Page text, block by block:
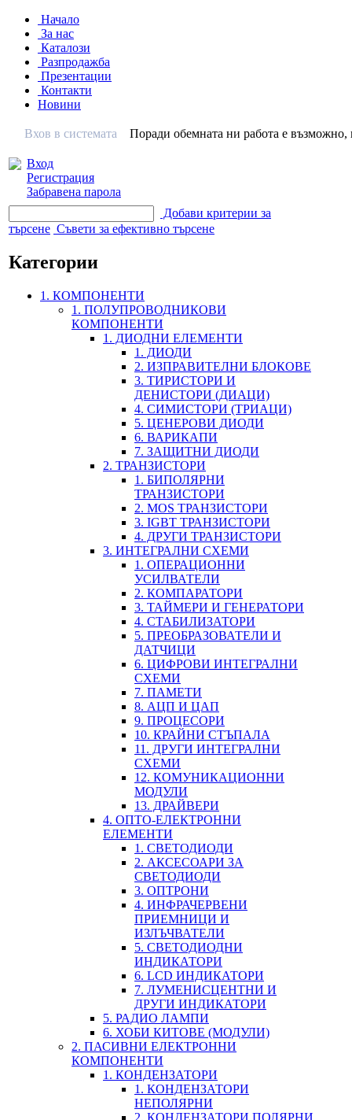
Начало
За нас
Каталози
Разпродажба
Презентации
Контакти
Новини
Вхов в системата
Вход
Регистрация
Забравена парола
Поради обемната ни работа е
Добави критерии за
търсене Съвети за ефективно търсене
Категории
1. КОМПОНЕНТИ
1. ПОЛУПРОВОДНИКОВИ
КОМПОНЕНТИ
1. ДИОДНИ ЕЛЕМЕНТИ
1. ДИОДИ
2. ИЗПРАВИТЕЛНИ БЛОКОВЕ
3. ТИРИСТОРИ И
ДЕНИСТОРИ (ДИАЦИ)
4. СИМИСТОРИ (ТРИАЦИ)
5. ЦЕНЕРОВИ ДИОДИ
6. ВАРИКАПИ
7. ЗАЩИТНИ ДИОДИ
2. ТРАНЗИСТОРИ
1. БИПОЛЯРНИ
ТРАНЗИСТОРИ
2. MOS ТРАНЗИСТОРИ
3. IGBT ТРАНЗИСТОРИ
4. ДРУГИ ТРАНЗИСТОРИ
3. ИНТЕГРАЛНИ СХЕМИ
1. ОПЕРАЦИОННИ
УСИЛВАТЕЛИ
2. КОМПАРАТОРИ
3. ТАЙМЕРИ И ГЕНЕРАТОРИ
4. СТАБИЛИЗАТОРИ
5. ПРЕОБРАЗОВАТЕЛИ И
ДАТЧИЦИ
6. ЦИФРОВИ ИНТЕГРАЛНИ
СХЕМИ
7. ПАМЕТИ
8. АЦП И ЦАП
9. ПРОЦЕСОРИ
10. КРАЙНИ СТЪПАЛА
11. ДРУГИ ИНТЕГРАЛНИ
СХЕМИ
12. КОМУНИКАЦИОННИ
МОДУЛИ
13. ДРАЙВЕРИ
4. ОПТО-ЕЛЕКТРОННИ
ЕЛЕМЕНТИ
1. СВЕТОДИОДИ
2. АКСЕСОАРИ ЗА
СВЕТОДИОДИ
3. ОПТРОНИ
4. ИНФРАЧЕРВЕНИ
ПРИЕМНИЦИ И
ИЗЛЪЧВАТЕЛИ
5. СВЕТОДИОДНИ
ИНДИКАТОРИ
6. LCD ИНДИКАТОРИ
7. ЛУМЕНИСЦЕНТНИ И
ДРУГИ ИНДИКАТОРИ
5. РАДИО ЛАМПИ
6. ХОБИ КИТОВЕ (МОДУЛИ)
2. ПАСИВНИ ЕЛЕКТРОННИ
КОМПОНЕНТИ
1. КОНДЕНЗАТОРИ
1. КОНДЕНЗАТОРИ
НЕПОЛЯРНИ
2. КОНДЕНЗАТОРИ ПОЛЯРНИ